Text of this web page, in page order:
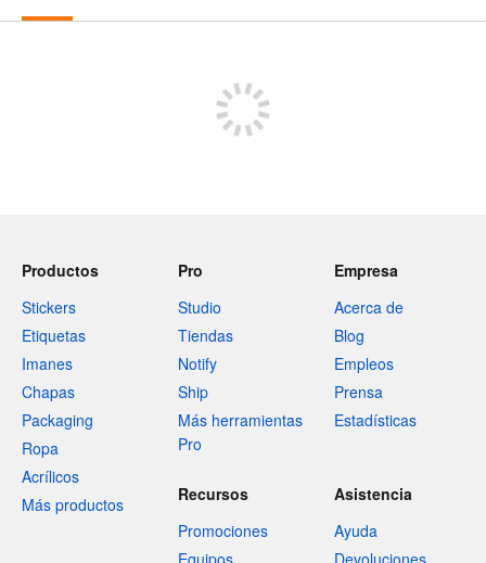
Productos
Stickers
Etiquetas
Imanes
Chapas
Packaging
Ropa
Acrílicos
Más productos
Pro
Studio
Tiendas
Notify
Ship
Más herramientas
Pro
Empresa
Acerca de
Blog
Empleos
Prensa
Estadísticas
Recursos
Promociones
Equipos
Asistencia
Ayuda
Devoluciones